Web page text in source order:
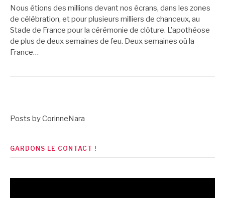
Nous étions des millions devant nos écrans, dans les zones
de célébration, et pour plusieurs milliers de chanceux, au
Stade de France pour la cérémonie de clôture. L’apothéose
de plus de deux semaines de feu. Deux semaines où la
France…
Posts by CorinneNara
GARDONS LE CONTACT !